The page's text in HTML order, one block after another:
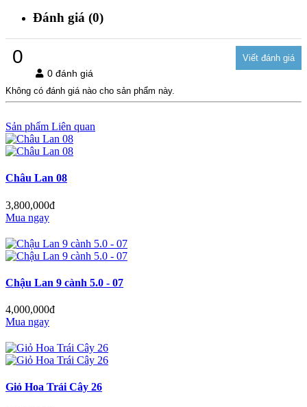
Đánh giá (0)
0
0 đánh giá
Không có đánh giá nào cho sản phẩm này.
Sản phẩm Liên quan
Châu Lan 08
3,800,000đ
Mua ngay
Chậu Lan 9 cành 5.0 - 07
4,000,000đ
Mua ngay
Giỏ Hoa Trái Cây 26